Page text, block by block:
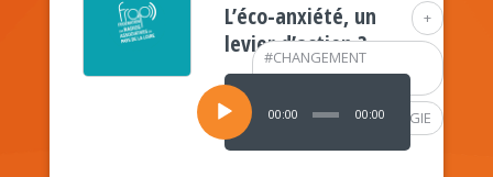
+
#CHANGEMENT
CLIMATIQUE
#PSYCHOLOGIE
L’éco-anxiété, un
levier d’action ?
Lecteur
audio
00:00 00:00